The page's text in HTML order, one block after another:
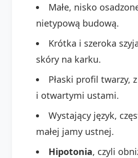
Małe, nisko
nietypową budową.
Krótka i szeroka
skóry na karku.
Płaski profil twarzy,
i otwartymi ustami.
Wystający język,
małej jamy ustnej.
Hipotonia, czyli